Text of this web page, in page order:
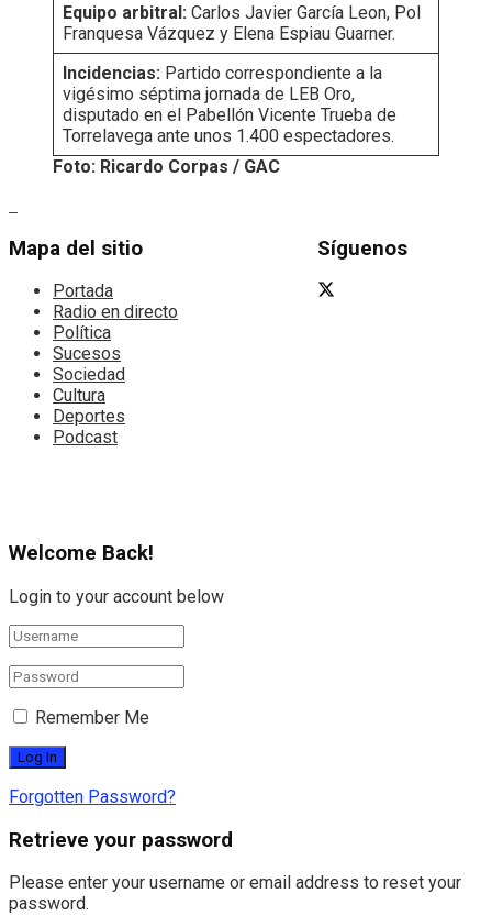
Equipo arbitral: Carlos Javier García Leon, Pol
Franquesa Vázquez y Elena Espiau Guarner.
Incidencias: Partido correspondiente a la
vigésimo séptima jornada de LEB Oro,
disputado en el Pabellón Vicente Trueba de
Torrelavega ante unos 1.400 espectadores.
Foto: Ricardo Corpas / GAC
Mapa del sitio
Portada
Radio en directo
Política
Sucesos
Sociedad
Cultura
Deportes
Podcast
Síguenos
Welcome Back!
Login to your account below
Remember Me
Forgotten Password?
Retrieve your password
Please enter your username or email address to reset your
password.